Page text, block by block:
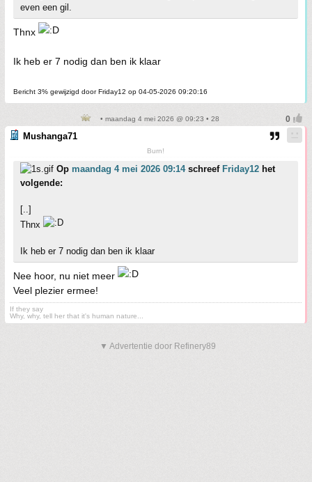
even een gil.
Thnx
Ik heb er 7 nodig dan ben ik klaar
Bericht 3% gewijzigd door Friday12 op 04-05-2026 09:20:16
• maandag 4 mei 2026 @ 09:23 • 28
Mushanga71
Burn!
Op maandag 4 mei 2026 09:14schreef Friday12 het
volgende:
[..]
Thnx
Ik heb er 7 nodig dan ben ik klaar
Nee hoor, nu niet meer
Veel plezier ermee!
If they say
Why, why, tell her that it's human nature...
▼ Advertentie door Refinery89